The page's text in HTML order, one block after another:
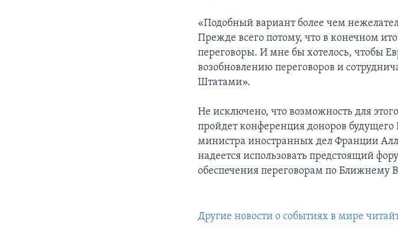
«Подобный вариант более чем
Прежде всего потому, что в конечном
переговоры. И мне бы хотелось, чтобы
возобновлению переговоров и
Штатами».
Не исключено, что возможность для
пройдет конференция доноров будущего
министра иностранных дел Франции
надеется использовать предстоящий
обеспечения переговорам по Ближнему
Другие новости о событиях в мире